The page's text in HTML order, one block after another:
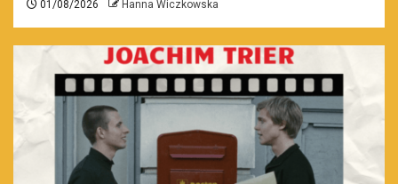
01/08/2026 Hanna Wiczkowska